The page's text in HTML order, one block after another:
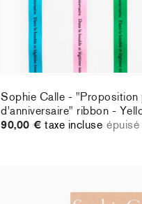
Sophie Calle - "Proposition
d'anniversaire" ribbon -
90,00 € taxe incluse épuisé
Épuisé